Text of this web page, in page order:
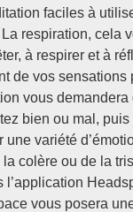
faciles à
respiration, cela
à respirer et à
de vos sensations
vous demandera
bien ou mal, puis
variété
colère ou de la
l’application
vous posera